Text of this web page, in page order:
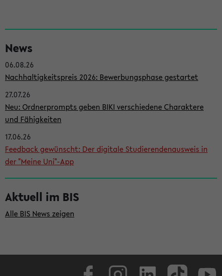
e
i
t
e
n
l
e
i
s
t
e
News
06.08.26
Nachhaltigkeitspreis 2026: Bewerbungsphase gestartet
27.07.26
Neu: Ordnerprompts geben BIKI verschiedene Charaktere
und Fähigkeiten
17.06.26
Feedback gewünscht: Der digitale Studierendenausweis in
der "Meine Uni"-App
Aktuell im BIS
Alle BIS News zeigen